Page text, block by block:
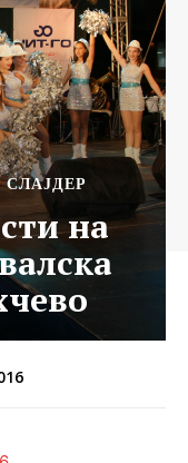
СЛАЈДЕР
на